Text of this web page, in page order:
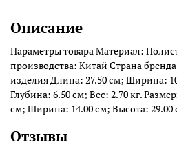
Описание
Параметры товара Материал:
производства: Китай Страна
изделия Длина: 27.50 см; Ширина:
Глубина: 6.50 см; Вес: 2.70 кг.
см; Ширина: 14.00 см; Высота: 29.00
Отзывы